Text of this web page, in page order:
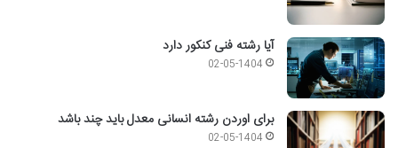
آیا رشته فنی کنکور دارد
02-05-1404
برای اوردن رشته انسانی معدل باید چند باشد
02-05-1404